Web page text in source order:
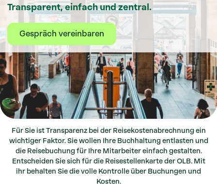
Transparent, einfach und zentral.
Gespräch vereinbaren
Für Sie ist Transparenz bei der Reisekostenabrechnung ein
wichtiger Faktor. Sie wollen Ihre Buchhaltung entlasten und
die Reisebuchung für Ihre Mitarbeiter einfach gestalten.
Entscheiden Sie sich für die Reisestellenkarte der OLB. Mit
ihr behalten Sie die volle Kontrolle über Buchungen und
Kosten.